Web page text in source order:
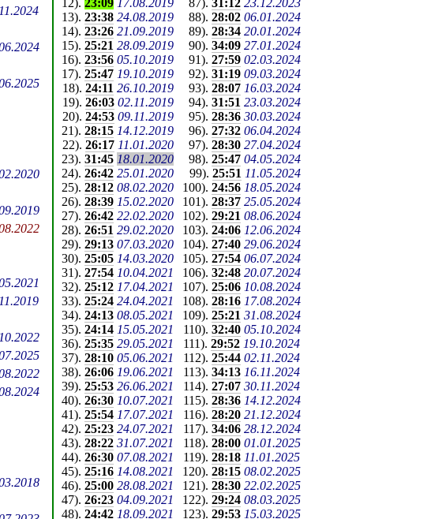
12).23:09 17.08.2019 87).31:12 23.12.2023
13).23:38 24.08.2019 88).28:02 06.01.2024
14).23:26 21.09.2019 89).28:34 20.01.2024
15).25:21 28.09.2019 90).34:09 27.01.2024
16).23:56 05.10.2019 91).27:59 02.03.2024
17).25:47 19.10.2019 92).31:19 09.03.2024
18). 24:11 26.10.2019 93).28:07 16.03.2024
19). 26:03 02.11.2019 94).31:51 23.03.2024
20). 24:53 09.11.2019 95).28:36 30.03.2024
21).28:15 14.12.2019 96).27:32 06.04.2024
22). 26:17 11.01.2020 97).28:30 27.04.2024
23).31:45 18.01.2020 98).25:47 04.05.2024
24).26:42 25.01.2020 99). 25:51 11.05.2024
25).28:12 08.02.2020 100).24:56 18.05.2024
26).28:39 15.02.2020 101).28:37 25.05.2024
27).26:42 22.02.2020 102).29:21 08.06.2024
28).26:51 29.02.2020 103).24:06 12.06.2024
29).29:13 07.03.2020 104).27:40 29.06.2024
30).25:05 14.03.2020 105).27:54 06.07.2024
31).27:54 10.04.2021 106).32:48 20.07.2024
32).25:12 17.04.2021 107).25:06 10.08.2024
33).25:24 24.04.2021 108).28:16 17.08.2024
34).24:13 08.05.2021 109).25:21 31.08.2024
35).24:14 15.05.2021 110). 32:40 05.10.2024
36).25:35 29.05.2021 111).29:52 19.10.2024
37).28:10 05.06.2021 112).25:44 02.11.2024
38).26:06 19.06.2021 113).34:13 16.11.2024
39).25:53 26.06.2021 114).27:07 30.11.2024
40).26:30 10.07.2021 115). 28:36 14.12.2024
41).25:54 17.07.2021 116). 28:20 21.12.2024
42).25:23 24.07.2021 117). 34:06 28.12.2024
43).28:22 31.07.2021 118). 28:00 01.01.2025
44).26:30 07.08.2021 119).28:18 11.01.2025
45).25:16 14.08.2021 120).28:15 08.02.2025
46).25:00 28.08.2021 121).28:30 22.02.2025
47).26:23 04.09.2021 122).29:24 08.03.2025
48).24:42 18.09.2021 123).29:53 15.03.2025